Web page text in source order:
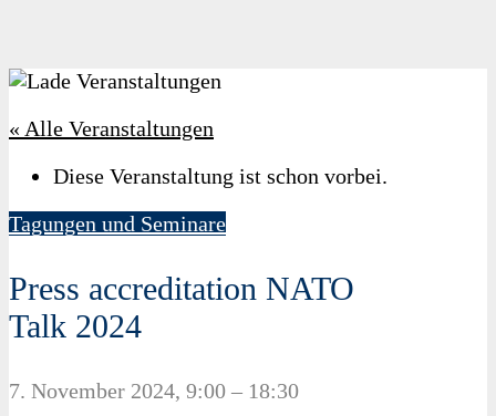
« Alle Veranstaltungen
Diese Veranstaltung ist schon vorbei.
Tagungen und Seminare
Press accreditation NATO
Talk 2024
7. November 2024, 9:00 – 18:30